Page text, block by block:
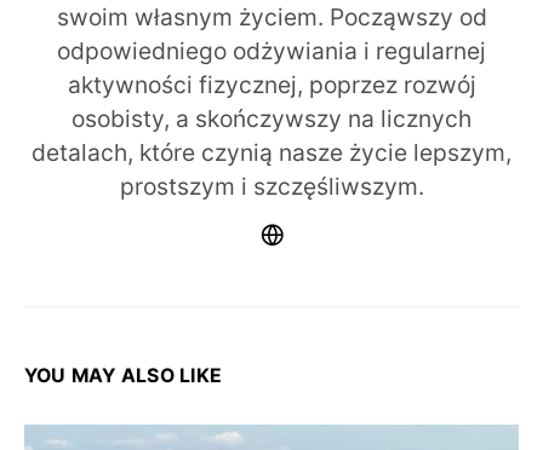
swoim własnym życiem. Począwszy od
odpowiedniego odżywiania i regularnej
aktywności fizycznej, poprzez rozwój
osobisty, a skończywszy na licznych
detalach, które czynią nasze życie lepszym,
prostszym i szczęśliwszym.
YOU MAY ALSO LIKE